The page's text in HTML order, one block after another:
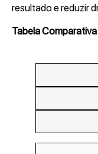
resultado e reduzir
Tabela Comparativa